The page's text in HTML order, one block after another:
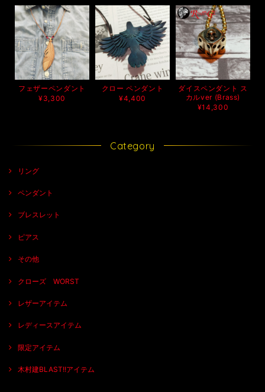
フェザーペンダント
¥3,300
クロー ペンダント
¥4,400
ダイスペンダント ス
カルver (Brass)
¥14,300
Category
リング
ペンダント
ブレスレット
ピアス
その他
クローズ WORST
レザーアイテム
レディースアイテム
限定アイテム
木村建BLAST!!アイテム